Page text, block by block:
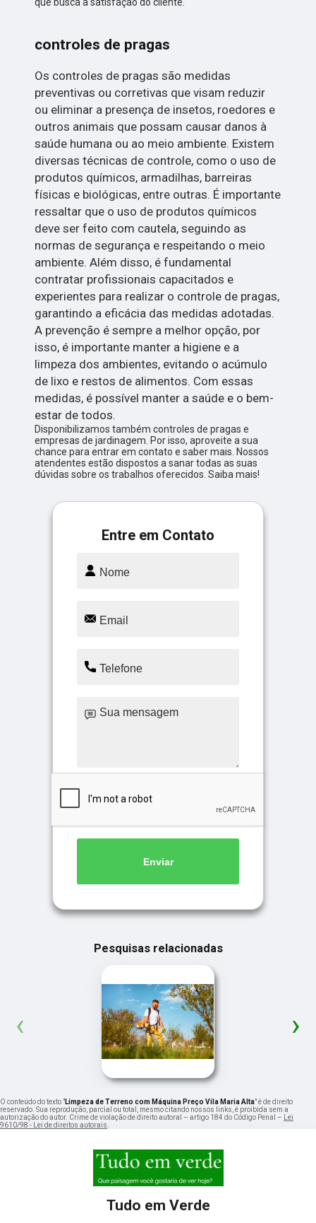
controles de pragas
Os controles de pragas são medidas
preventivas ou corretivas que visam reduzir
ou eliminar a presença de insetos, roedores e
outros animais que possam causar danos à
saúde humana ou ao meio ambiente. Existem
diversas técnicas de controle, como o uso de
produtos químicos, armadilhas, barreiras
físicas e biológicas, entre outras. É importante
ressaltar que o uso de produtos químicos
deve ser feito com cautela, seguindo as
normas de segurança e respeitando o meio
ambiente. Além disso, é fundamental
contratar profissionais capacitados e
experientes para realizar o controle de pragas,
garantindo a eficácia das medidas adotadas.
A prevenção é sempre a melhor opção, por
isso, é importante manter a higiene e a
limpeza dos ambientes, evitando o acúmulo
de lixo e restos de alimentos. Com essas
medidas, é possível manter a saúde e o bem-
estar de todos.
Disponibilizamos também controles de pragas e
empresas de jardinagem. Por isso, aproveite a sua
chance para entrar em contato e saber mais. Nossos
atendentes estão dispostos a sanar todas as suas
dúvidas sobre os trabalhos oferecidos. Saiba mais!
Entre em Contato
Enviar
Pesquisas relacionadas
‹ ›
O conteúdo do texto "Limpeza de Terreno com Máquina Preço Vila Maria Alta" é de direito
reservado. Sua reprodução, parcial ou total, mesmo citando nossos links, é proibida sem a
autorização do autor. Crime de violação de direito autoral – artigo 184 do Código Penal –
Lei
9610/98 - Lei de direitos autorais
Tudo em Verde